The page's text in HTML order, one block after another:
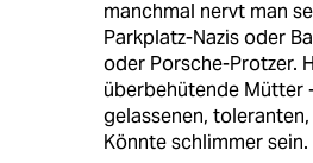
manchmal nervt man
Parkplatz-Nazis oder
oder Porsche-Protzer.
überbehütende Mütter
gelassenen,
Könnte schlimmer sein.